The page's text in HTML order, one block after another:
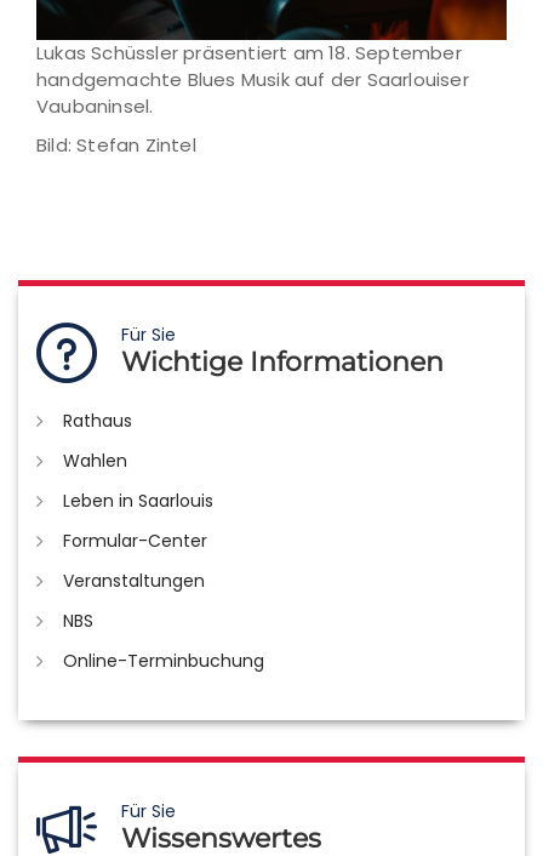
Lukas Schüssler präsentiert am 18. September
handgemachte Blues Musik auf der Saarlouiser
Vaubaninsel.
Bild: Stefan Zintel
Für Sie
Wichtige Informationen
Rathaus
Wahlen
Leben in Saarlouis
Formular-Center
Veranstaltungen
NBS
Online-Terminbuchung
Für Sie
Wissenswertes